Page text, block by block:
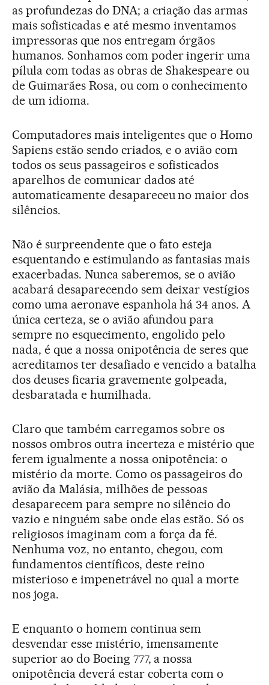
as profundezas do DNA; a criação das armas
mais sofisticadas e até mesmo inventamos
impressoras que nos entregam órgãos
humanos. Sonhamos com poder ingerir uma
pílula com todas as obras de Shakespeare ou
de Guimarães Rosa, ou com o conhecimento
de um idioma.
Computadores mais inteligentes que o Homo
Sapiens estão sendo criados, e o avião com
todos os seus passageiros e sofisticados
aparelhos de comunicar dados até
automaticamente desapareceu no maior dos
silêncios.
Não é surpreendente que o fato esteja
esquentando e estimulando as fantasias mais
exacerbadas. Nunca saberemos, se o avião
acabará desaparecendo sem deixar vestígios
como uma aeronave espanhola há 34 anos. A
única certeza, se o avião afundou para
sempre no esquecimento, engolido pelo
nada, é que a nossa onipotência de seres que
acreditamos ter desafiado e vencido a batalha
dos deuses ficaria gravemente golpeada,
desbaratada e humilhada.
Claro que também carregamos sobre os
nossos ombros outra incerteza e mistério que
ferem igualmente a nossa onipotência: o
mistério da morte. Como os passageiros do
avião da Malásia, milhões de pessoas
desaparecem para sempre no silêncio do
vazio e ninguém sabe onde elas estão. Só os
religiosos imaginam com a força da fé.
Nenhuma voz, no entanto, chegou, com
fundamentos científicos, deste reino
misterioso e impenetrável no qual a morte
nos joga.
E enquanto o homem continua sem
desvendar esse mistério, imensamente
superior ao do Boeing 777, a nossa
onipotência deverá estar coberta com o